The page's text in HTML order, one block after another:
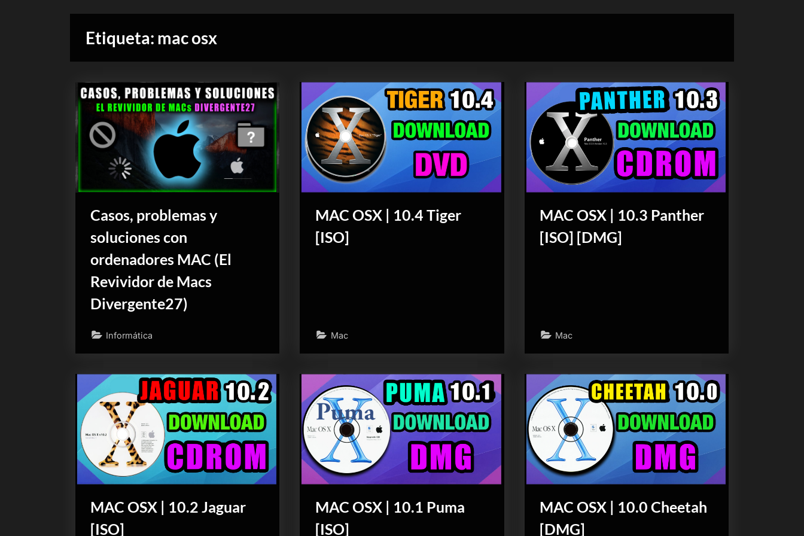
Etiqueta: mac osx
Casos, problemas y
soluciones con
ordenadores MAC (El
Revividor de Macs
Divergente27)
Informática
MAC OSX | 10.4 Tiger
[ISO]
Mac
MAC OSX | 10.3 Panther
[ISO] [DMG]
Mac
MAC OSX | 10.2 Jaguar
[ISO]
MAC OSX | 10.1 Puma
[ISO]
MAC OSX | 10.0 Cheetah
[DMG]